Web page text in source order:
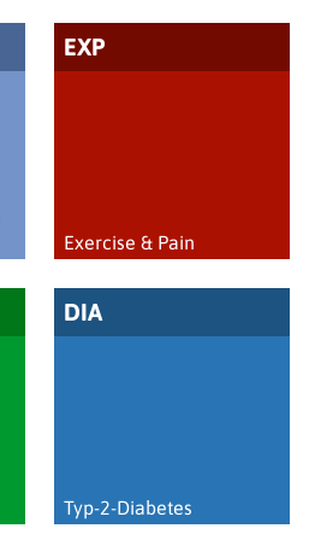
EXP
Exercise & Pain
DIA
Typ-2-Diabetes